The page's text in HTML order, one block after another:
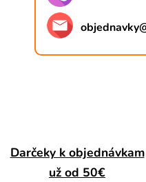
objednavky
Darčeky k objednávkam
už od 50€